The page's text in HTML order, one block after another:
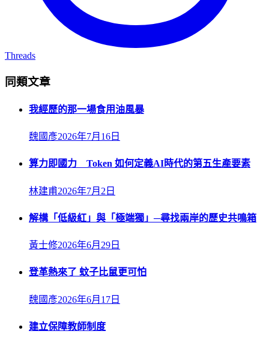
Threads
同類文章
我經歷的那一場食用油風暴
魏國彥2026年7月16日
算力即國力 Token 如何定義AI時代的第五生產要素
林建甫2026年7月2日
解構「低級紅」與「極端獨」─尋找兩岸的歷史共鳴箱
黃士修2026年6月29日
登革熱來了 蚊子比鼠更可怕
魏國彥2026年6月17日
建立保障教師制度